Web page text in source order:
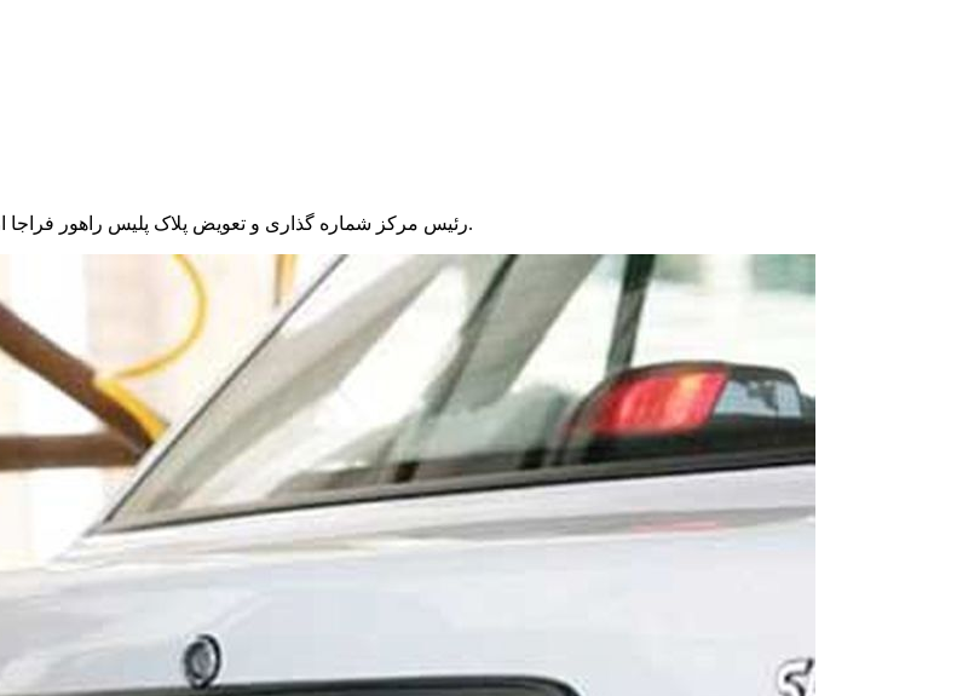
رئیس مرکز شماره گذاری و تعویض پلاک پلیس راهور فراجا از فراخوان این پلیس برای تعویض پلاک‌های سوخته و دارای نقص در خوانایی خبر داد.